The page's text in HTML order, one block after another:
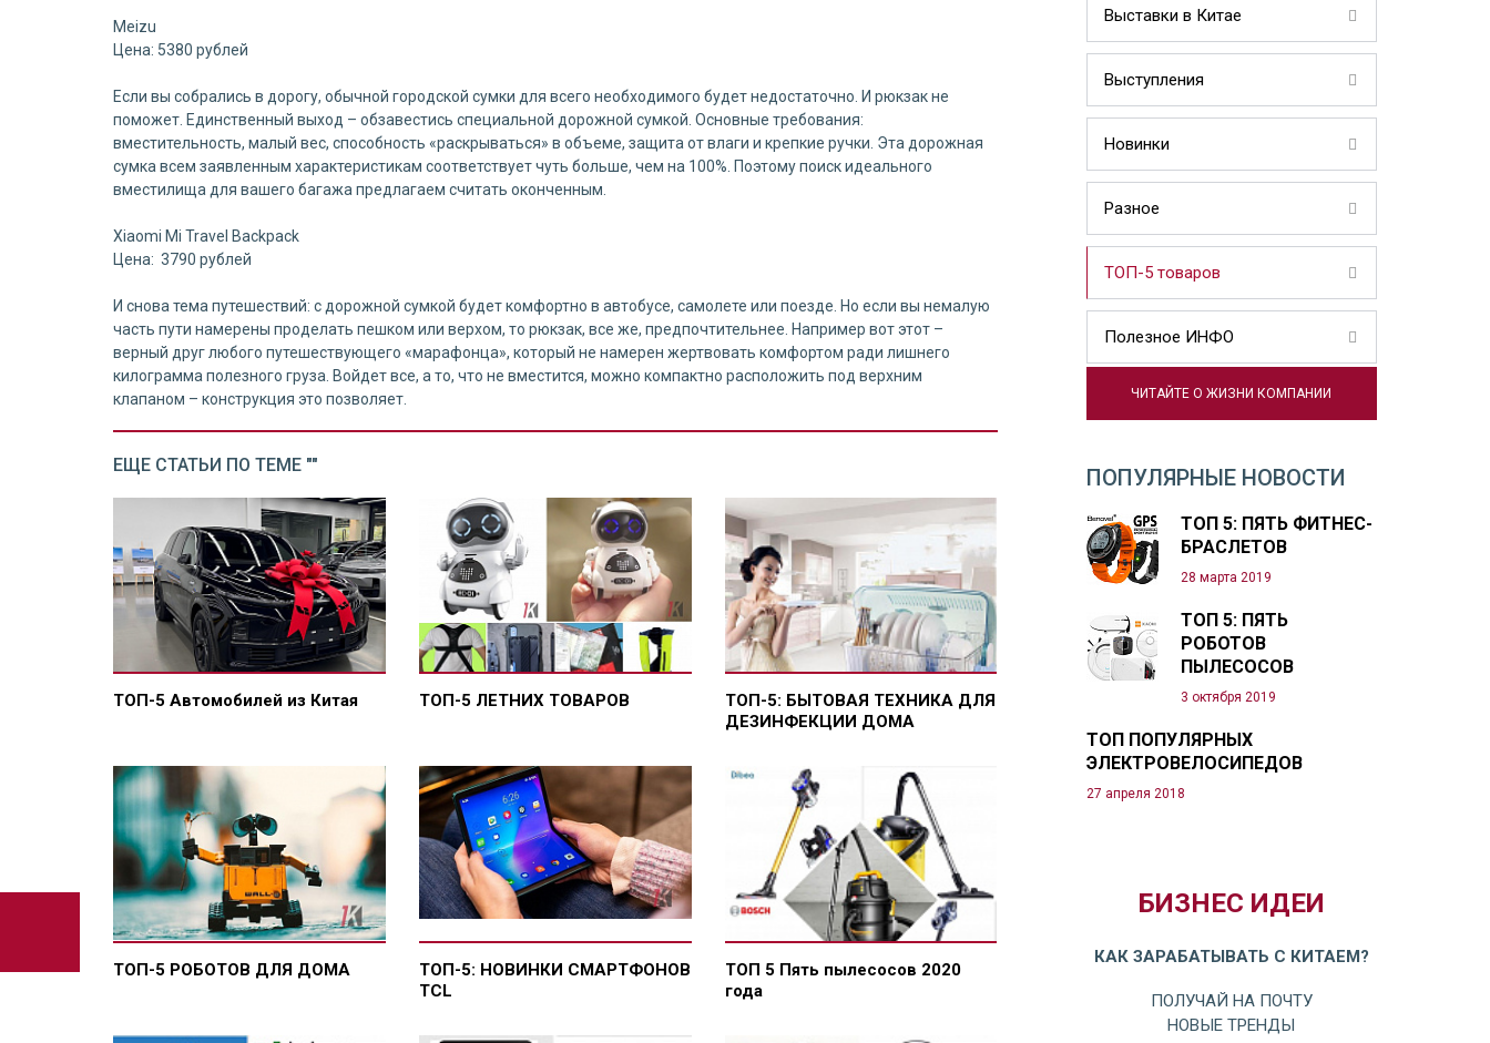
Meizu
Цена: 5380 рублей
Если вы собрались в дорогу, обычной городской сумки для всего необходимого будет недостаточно. И рюкзак не
поможет. Единственный выход – обзавестись специальной дорожной сумкой. Основные требования:
вместительность, малый вес, способность «раскрываться» в объеме, защита от влаги и крепкие ручки. Эта дорожная
сумка всем заявленным характеристикам соответствует чуть больше, чем на 100%. Поэтому поиск идеального
вместилища для вашего багажа предлагаем считать оконченным.
Xiaomi Mi Travel Backpack
Цена: 3790 рублей
И снова тема путешествий: с дорожной сумкой будет комфортно в автобусе, самолете или поезде. Но если вы немалую
часть пути намерены проделать пешком или верхом, то рюкзак, все же, предпочтительнее. Например вот этот –
верный друг любого путешествующего «марафонца», который не намерен жертвовать комфортом ради лишнего
килограмма полезного груза. Войдет все, а то, что не вместится, можно компактно расположить под верхним
клапаном – конструкция это позволяет.
ЕЩЕ СТАТЬИ ПО ТЕМЕ ""
ТОП-5 Автомобилей из Китая ТОП-5 ЛЕТНИХ ТОВАРОВ
ТОП-5: БЫТОВАЯ ТЕХНИКА ДЛЯ
ДЕЗИНФЕКЦИИ ДОМА
ТОП-5 РОБОТОВ ДЛЯ ДОМА
ТОП-5: НОВИНКИ СМАРТФОНОВ
TCL
ТОП 5 Пять пылесосов 2020
года
Выставки в Китае
Выступления
Новинки
Разное
ТОП-5 товаров
Полезное ИНФО
ЧИТАЙТЕ О ЖИЗНИ КОМПАНИИ
ПОПУЛЯРНЫЕ НОВОСТИ
ТОП 5: ПЯТЬ ФИТНЕС-
БРАСЛЕТОВ
28 марта 2019
ТОП 5: ПЯТЬ
РОБОТОВ
ПЫЛЕСОСОВ
3 октября 2019
ТОП ПОПУЛЯРНЫХ
ЭЛЕКТРОВЕЛОСИПЕДОВ
27 апреля 2018
БИЗНЕС ИДЕИ
КАК ЗАРАБАТЫВАТЬ С КИТАЕМ?
ПОЛУЧАЙ НА ПОЧТУ
НОВЫЕ ТРЕНДЫ